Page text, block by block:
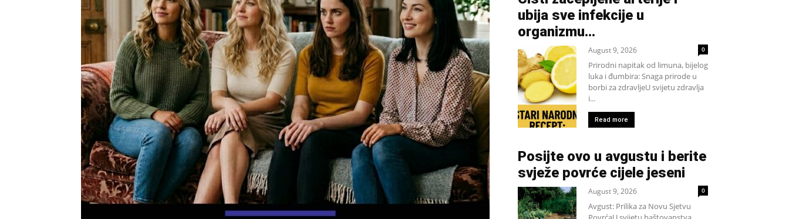
ubija sve infekcije u
organizmu…
August 9, 2026 0
Prirodni napitak od limuna, bijelog
luka i đumbira: Snaga prirode u
borbi za zdravljeU svijetu zdravlja
i...
Read more
Posijte ovo u avgustu i berite
svježe povrće cijele jeseni
August 9, 2026 0
Avgust: Prilika za Novu Sjetvu